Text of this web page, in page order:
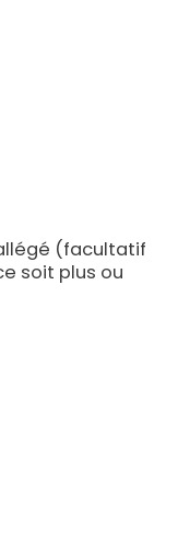
(facultatif
soit plus ou